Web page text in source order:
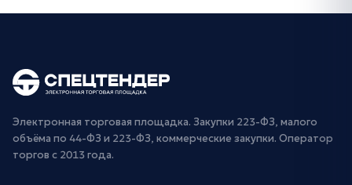
Электронная торговая площадка. Закупки 223-ФЗ, малого
объёма по 44-ФЗ и 223-ФЗ, коммерческие закупки. Оператор
торгов с 2013 года.